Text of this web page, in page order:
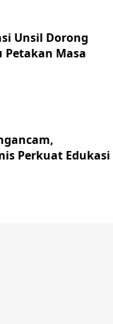
Unsil Dorong
Petakan Masa
Perkuat Edukasi